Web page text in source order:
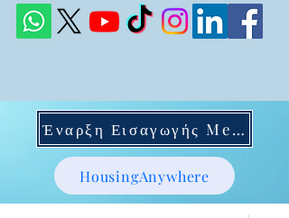
Έναρξη Εισαγωγής Mentoring
HousingAnywhere